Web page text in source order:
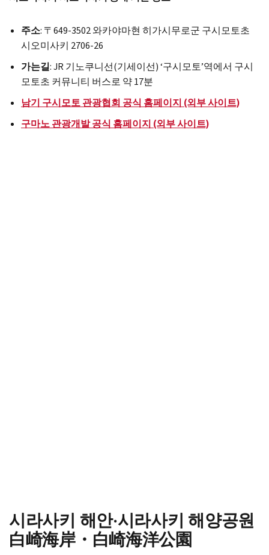
주소: 〒649-3502 와카야마현 히가시무로군 구시모토초
시오미사키 2706-26
가는길: JR 기노쿠니선(기세이선) ‘구시모토’역에서 구시
모토초 커뮤니티 버스로 약 17분
남기 구시모토 관광협회 공식 홈페이지 (외부 사이트)
구마노 관광개발 공식 홈페이지 (외부 사이트)
시라사키 해안·시라사키 해양공원
白崎海岸・白崎海洋公園